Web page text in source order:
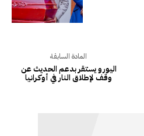
المادة السابقة
اليورو يستقر بدعم الحديث عن
وقف لإطلاق النار في أوكـرانـيا